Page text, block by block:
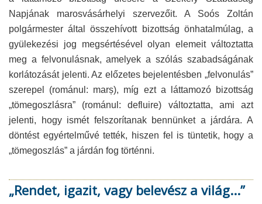
Napjának marosvásárhelyi szervezőit. A Soós Zoltán
polgármester által összehívott bizottság önhatalmúlag, a
gyülekezési jog megsértésével olyan elemeit változtatta
meg a felvonulásnak, amelyek a szólás szabadságának
korlátozását jelenti. Az előzetes bejelentésben „felvonulás”
szerepel (románul: marș), míg ezt a láttamozó bizottság
„tömegoszlásra” (románul: defluire) változtatta, ami azt
jelenti, hogy ismét felszorítanak bennünket a járdára. A
döntést egyértelművé tették, hiszen fel is tüntetik, hogy a
„tömegoszlás” a járdán fog történni.
„Rendet, igazit, vagy belevész a világ...”